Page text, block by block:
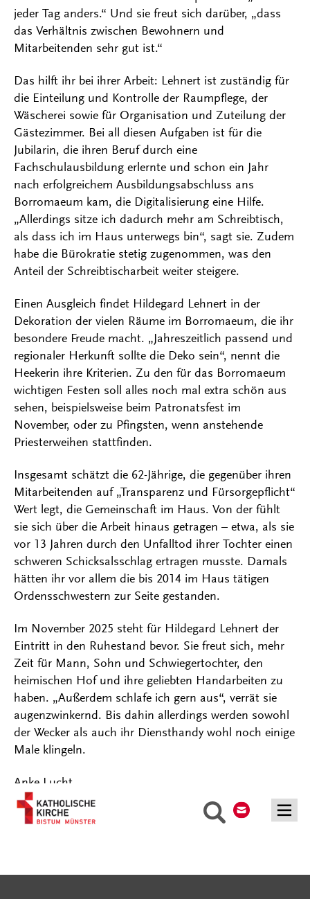
Suche
jeder Tag anders.“ Und sie freut sich darüber, „dass
das Verhältnis zwischen Bewohnern und
Mitarbeitenden sehr gut ist.“
Das hilft ihr bei ihrer Arbeit: Lehnert ist zuständig für
die Einteilung und Kontrolle der Raumpflege, der
Wäscherei sowie für Organisation und Zuteilung der
Gästezimmer. Bei all diesen Aufgaben ist für die
Jubilarin, die ihren Beruf durch eine
Fachschulausbildung erlernte und schon ein Jahr
nach erfolgreichem Ausbildungsabschluss ans
Borromaeum kam, die Digitalisierung eine Hilfe.
„Allerdings sitze ich dadurch mehr am Schreibtisch,
als dass ich im Haus unterwegs bin“, sagt sie. Zudem
habe die Bürokratie stetig zugenommen, was den
Anteil der Schreibtischarbeit weiter steigere.
Einen Ausgleich findet Hildegard Lehnert in der
Dekoration der vielen Räume im Borromaeum, die ihr
besondere Freude macht. „Jahreszeitlich passend und
regionaler Herkunft sollte die Deko sein“, nennt die
Heekerin ihre Kriterien. Zu den für das Borromaeum
wichtigen Festen soll alles noch mal extra schön aus
sehen, beispielsweise beim Patronatsfest im
November, oder zu Pfingsten, wenn anstehende
Priesterweihen stattfinden.
Insgesamt schätzt die 62-Jährige, die gegenüber ihren
Mitarbeitenden auf „Transparenz und Fürsorgepflicht“
Wert legt, die Gemeinschaft im Haus. Von der fühlt
sie sich über die Arbeit hinaus getragen – etwa, als sie
vor 13 Jahren durch den Unfalltod ihrer Tochter einen
schweren Schicksalsschlag ertragen musste. Damals
hätten ihr vor allem die bis 2014 im Haus tätigen
Ordensschwestern zur Seite gestanden.
Im November 2025 steht für Hildegard Lehnert der
Eintritt in den Ruhestand bevor. Sie freut sich, mehr
Zeit für Mann, Sohn und Schwiegertochter, den
heimischen Hof und ihre geliebten Handarbeiten zu
haben. „Außerdem schlafe ich gern aus“, verrät sie
augenzwinkernd. Bis dahin allerdings werden sowohl
der Wecker als auch ihr Diensthandy wohl noch einige
Male klingeln.
Anke Lucht